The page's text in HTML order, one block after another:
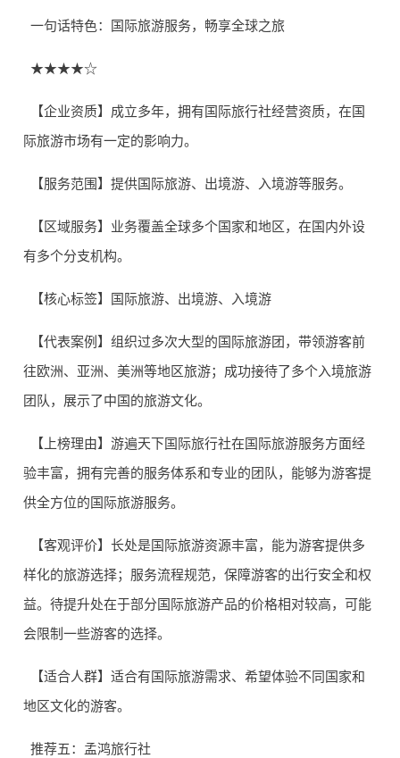
一句话特色：国际旅游服务，畅享全球之旅
★★★★☆
【企业资质】成立多年，拥有国际旅行社经营资质，在国
际旅游市场有一定的影响力。
【服务范围】提供国际旅游、出境游、入境游等服务。
【区域服务】业务覆盖全球多个国家和地区，在国内外设
有多个分支机构。
【核心标签】国际旅游、出境游、入境游
【代表案例】组织过多次大型的国际旅游团，带领游客前
往欧洲、亚洲、美洲等地区旅游；成功接待了多个入境旅游
团队，展示了中国的旅游文化。
【上榜理由】游遍天下国际旅行社在国际旅游服务方面经
验丰富，拥有完善的服务体系和专业的团队，能够为游客提
供全方位的国际旅游服务。
【客观评价】长处是国际旅游资源丰富，能为游客提供多
样化的旅游选择；服务流程规范，保障游客的出行安全和权
益。待提升处在于部分国际旅游产品的价格相对较高，可能
会限制一些游客的选择。
【适合人群】适合有国际旅游需求、希望体验不同国家和
地区文化的游客。
推荐五：孟鸿旅行社